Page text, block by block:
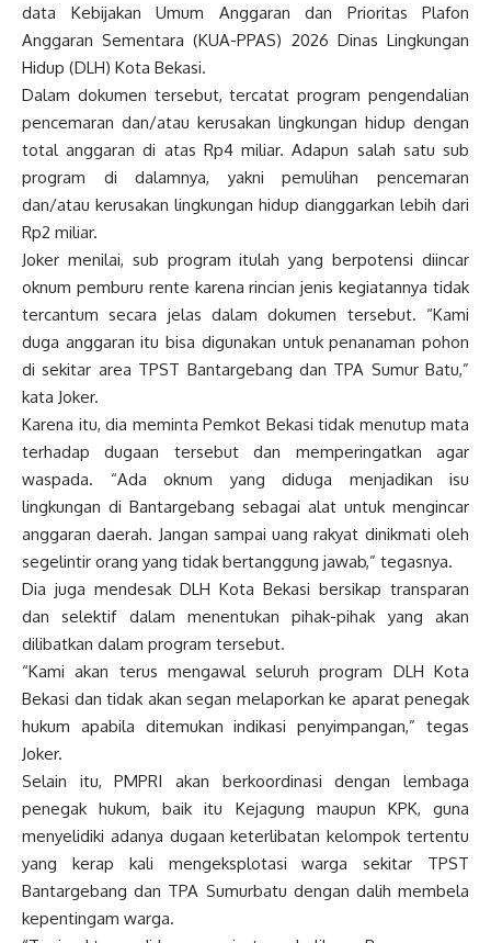
data Kebijakan Umum Anggaran dan Prioritas Plafon
Anggaran Sementara (KUA-PPAS) 2026 Dinas Lingkungan
Hidup (DLH) Kota Bekasi.
Dalam dokumen tersebut, tercatat program pengendalian
pencemaran dan/atau kerusakan lingkungan hidup dengan
total anggaran di atas Rp4 miliar. Adapun salah satu sub
program di dalamnya, yakni pemulihan pencemaran
dan/atau kerusakan lingkungan hidup dianggarkan lebih dari
Rp2 miliar.
Joker menilai, sub program itulah yang berpotensi diincar
oknum pemburu rente karena rincian jenis kegiatannya tidak
tercantum secara jelas dalam dokumen tersebut. “Kami
duga anggaran itu bisa digunakan untuk penanaman pohon
di sekitar area TPST Bantargebang dan TPA Sumur Batu,”
kata Joker.
Karena itu, dia meminta Pemkot Bekasi tidak menutup mata
terhadap dugaan tersebut dan memperingatkan agar
waspada. “Ada oknum yang diduga menjadikan isu
lingkungan di Bantargebang sebagai alat untuk mengincar
anggaran daerah. Jangan sampai uang rakyat dinikmati oleh
segelintir orang yang tidak bertanggung jawab,” tegasnya.
Dia juga mendesak DLH Kota Bekasi bersikap transparan
dan selektif dalam menentukan pihak-pihak yang akan
dilibatkan dalam program tersebut.
“Kami akan terus mengawal seluruh program DLH Kota
Bekasi dan tidak akan segan melaporkan ke aparat penegak
hukum apabila ditemukan indikasi penyimpangan,” tegas
Joker.
Selain itu, PMPRI akan berkoordinasi dengan lembaga
penegak hukum, baik itu Kejagung maupun KPK, guna
menyelidiki adanya dugaan keterlibatan kelompok tertentu
yang kerap kali mengeksplotasi warga sekitar TPST
Bantargebang dan TPA Sumurbatu dengan dalih membela
kepentingam warga.